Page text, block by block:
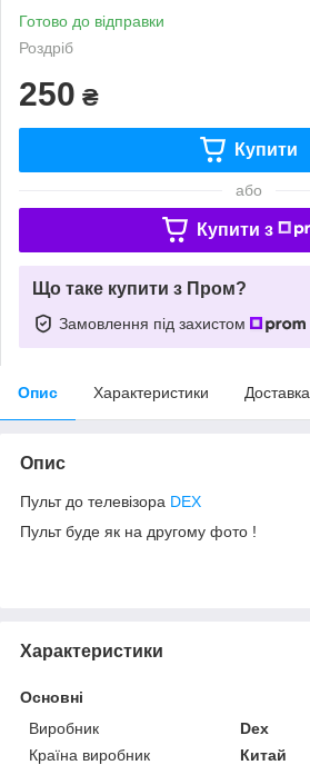
Готово до відправки
Роздріб
250 ₴
Купити
або
Купити з
Що таке купити з Пром?
Замовлення під захистом
Опис Характеристики Доставка
Опис
Пульт до телевізора DEX
Пульт буде як на другому фото !
Характеристики
Основні
Виробник
Dex
Країна виробник
Китай